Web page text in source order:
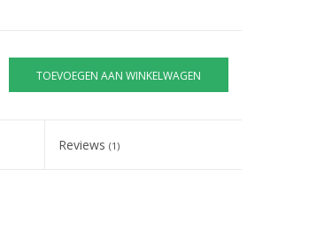
TOEVOEGEN AAN WINKELWAGEN
Reviews(1)